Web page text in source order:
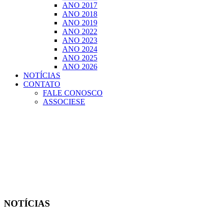
ANO 2017
ANO 2018
ANO 2019
ANO 2022
ANO 2023
ANO 2024
ANO 2025
ANO 2026
NOTÍCIAS
CONTATO
FALE CONOSCO
ASSOCIESE
NOTÍCIAS